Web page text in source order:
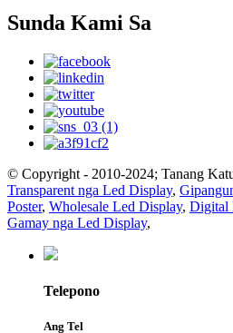
Sunda Kami Sa
© Copyright - 2010-2024; Tanang
Transparent nga Led Display,
Poster, Wholesale Led Display, Digital
Gamay nga Led Display,
Telepono
Ang Tel